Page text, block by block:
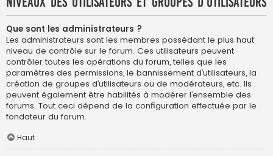
Que sont les administrateurs ?
Les administrateurs sont les membres possédant le plus haut
niveau de contrôle sur le forum. Ces utilisateurs peuvent
contrôler toutes les opérations du forum, telles que les
paramètres des permissions, le bannissement d’utilisateurs, la
création de groupes d’utilisateurs ou de modérateurs, etc. Ils
peuvent également être habilités à modérer l’ensemble des
forums. Tout ceci dépend de la configuration effectuée par le
fondateur du forum.
Haut